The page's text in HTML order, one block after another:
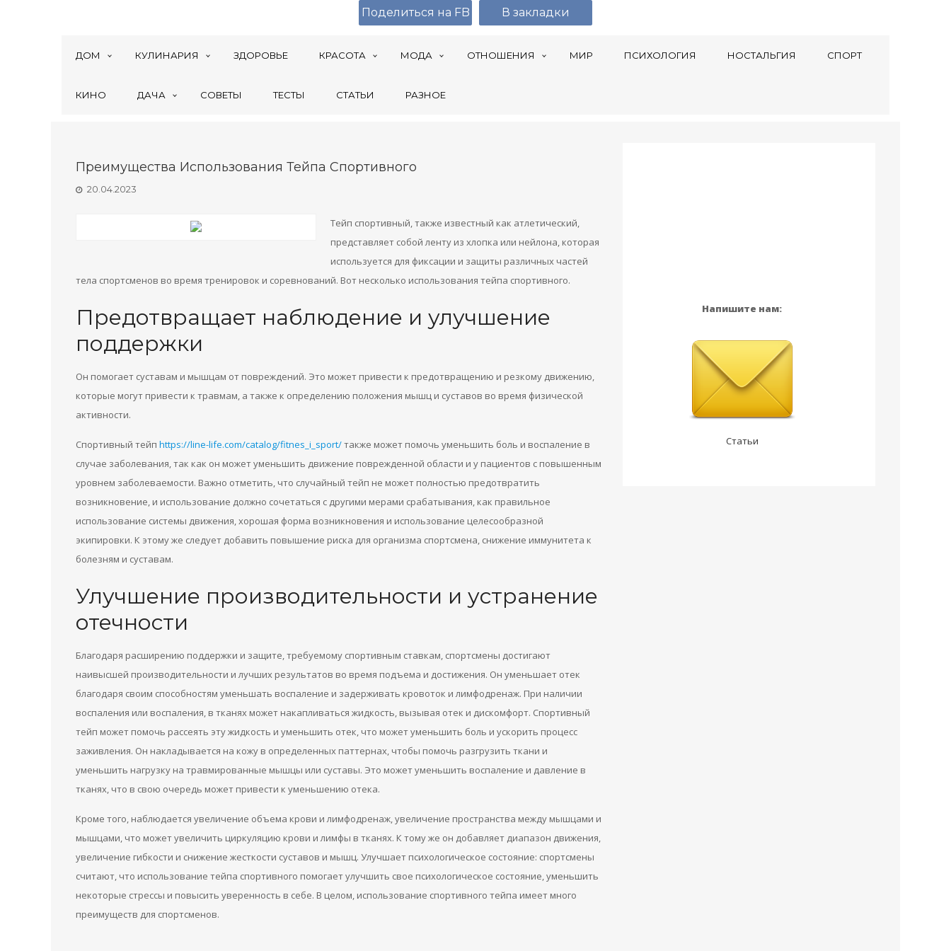
ДОМ КУЛИНАРИЯ ЗДОРОВЬЕ КРАСОТА МОДА ОТНОШЕНИЯ МИР ПСИХОЛОГИЯ НОСТАЛЬГИЯ СПОРТ
КИНО ДАЧА СОВЕТЫ ТЕСТЫ СТАТЬИ РАЗНОЕ
Преимущества Использования Тейпа Спортивного
20.04.2023
Тейп спортивный, также известный как атлетический,
представляет собой ленту из хлопка или нейлона, которая
используется для фиксации и защиты различных частей
тела спортсменов во время тренировок и соревнований. Вот несколько использования тейпа спортивного.
Предотвращает наблюдение и улучшение
поддержки
Он помогает суставам и мышцам от повреждений. Это может привести к предотвращению и резкому движению,
которые могут привести к травмам, а также к определению положения мышц и суставов во время физической
активности.
Спортивный тейп https://line-life.com/catalog/fitnes_i_sport/также может помочь уменьшить боль и воспаление в
случае заболевания, так как он может уменьшить движение поврежденной области и у пациентов с повышенным
уровнем заболеваемости. Важно отметить, что случайный тейп не может полностью предотвратить
возникновение, и использование должно сочетаться с другими мерами срабатывания, как правильное
использование системы движения, хорошая форма возникновения и использование целесообразной
экипировки. К этому же следует добавить повышение риска для организма спортсмена, снижение иммунитета к
болезням и суставам.
Улучшение производительности и устранение
отечности
Благодаря расширению поддержки и защите, требуемому спортивным ставкам, спортсмены достигают
наивысшей производительности и лучших результатов во время подъема и достижения. Он уменьшает отек
благодаря своим способностям уменьшать воспаление и задерживать кровоток и лимфодренаж. При наличии
воспаления или воспаления, в тканях может накапливаться жидкость, вызывая отек и дискомфорт. Спортивный
тейп может помочь рассеять эту жидкость и уменьшить отек, что может уменьшить боль и ускорить процесс
заживления. Он накладывается на кожу в определенных паттернах, чтобы помочь разгрузить ткани и
уменьшить нагрузку на травмированные мышцы или суставы. Это может уменьшить воспаление и давление в
тканях, что в свою очередь может привести к уменьшению отека.
Кроме того, наблюдается увеличение объема крови и лимфодренаж, увеличение пространства между мышцами и
мышцами, что может увеличить циркуляцию крови и лимфы в тканях. К тому же он добавляет диапазон движения,
увеличение гибкости и снижение жесткости суставов и мышц. Улучшает психологическое состояние: спортсмены
считают, что использование тейпа спортивного помогает улучшить свое психологическое состояние, уменьшить
некоторые стрессы и повысить уверенность в себе. В целом, использование спортивного тейпа имеет много
преимуществ для спортсменов.
Напишите нам:
Статьи
Поделиться на FB В закладки